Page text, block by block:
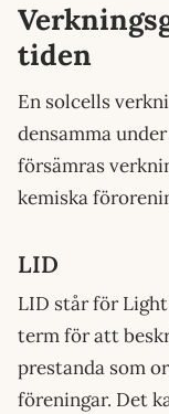
tiden
En solcells
densamma
försämras
kemiska
LID
LID står för
term för att
prestanda som
föreningar. Det